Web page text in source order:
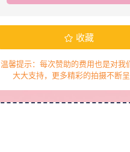
收藏
温馨提示：每次赞助的费用也是对我
大大支持，更多精彩的拍摄不断呈